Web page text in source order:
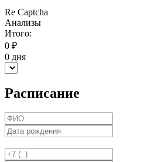
Re Captcha
Анализы
Итого:
0 ₽
0 дня
Расписание